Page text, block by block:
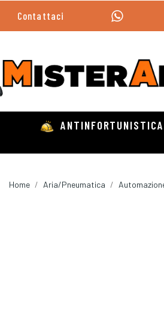
Contattaci
ANTINFORTUNISTICA
Home Aria/Pneumatica